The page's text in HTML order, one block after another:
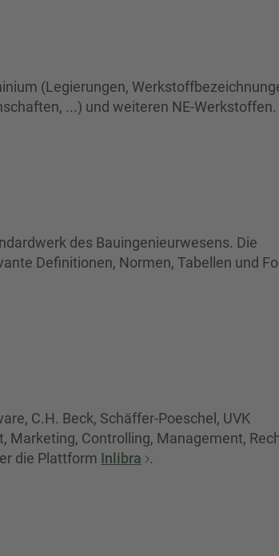
(Legierungen,
...) und weiteren NE-Werkstoffen.
des Bauingenieurwesens. Die
Definitionen, Normen, Tabellen und
C.H. Beck, Schäffer-Poeschel, UVK
Marketing, Controlling, Management,
die Plattform Inlibra .